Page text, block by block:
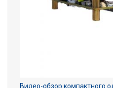
Видео-обзор компактного